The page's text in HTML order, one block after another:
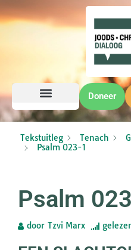
Doneer
Tekstuitleg Tenach
Psalm 023-1
Psalm
door Tzvi Marx